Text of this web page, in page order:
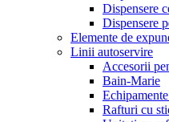
Dispensere
Dispensere
Elemente de
Linii autoservire
Accesorii
Bain-Marie
Rafturi cu